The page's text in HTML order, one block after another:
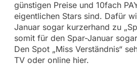
günstigen Preise und 10fach
eigentlichen Stars sind. Dafür
Januar sogar kurzerhand zu
somit für den Spar-Januar
Den Spot „Miss Verständnis“
TV oder online hier.